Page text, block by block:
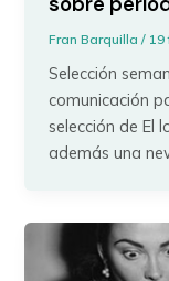
Fran Barquilla/ 19
Selección
comunicación
selección de El
además una